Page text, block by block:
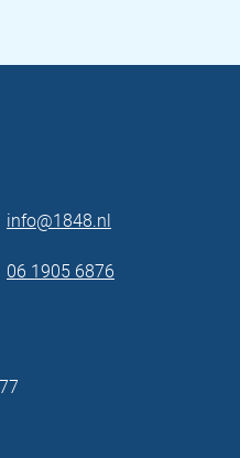
info@1848.nl
06 1905 6876